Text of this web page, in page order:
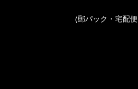
(郵パック・宅配